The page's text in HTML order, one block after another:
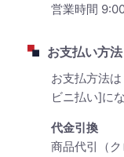
営業時間
お支払い方法
お支払方法
ビニ払い]に
代金引換
商品代引（ク